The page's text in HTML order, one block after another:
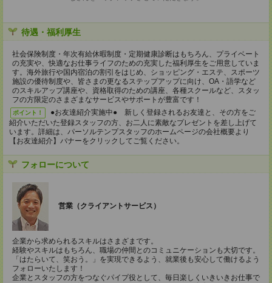
待遇・福利厚生
社会保険制度・年次有給休暇制度・定期健康診断はもちろん、プライベート
の充実や、快適なお仕事ライフのための充実した福利厚生をご用意していま
す。海外旅行や国内宿泊の割引をはじめ、ショッピング・エステ、スポーツ
施設の優待制度や、皆さまの更なるステップアップに向け、OA・語学など
のスキルアップ講座や、資格取得のための講座、各種スクールなど、スタッ
フの方限定のさまざまなサービスやサポートが豊富です！
ポイント！
●お友達紹介実施中● 新しく登録されるお友達と、その方をご
紹介いただいた登録スタッフの方、お二人に素敵なプレゼントを差し上げて
います。詳細は、パーソルテンプスタッフのホームページの会社概要より
【お友達紹介】バナーをクリックしてご覧ください。
フォローについて
営業（クライアントサービス）
企業から求められるスキルはさまざまです。
経験やスキルはもちろん、職場の仲間とのコミュニケーションも大切です。
「はたらいて、笑おう。」を実現できるよう、就業後も安心して働けるよう
フォローいたします！
企業とスタッフの方をつなぐパイプ役として、毎日楽しくいきいきお仕事で